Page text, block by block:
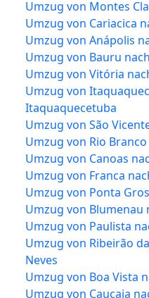
Umzug von Montes
Umzug von Cariacica
Umzug von Anápolis
Umzug von Bauru
Umzug von Vitória
Umzug von
Itaquaquecetuba
Umzug von São
Umzug von Rio
Umzug von Canoas
Umzug von Franca
Umzug von Ponta
Umzug von Blumenau
Umzug von Paulista
Umzug von Ribeirão
Neves
Umzug von Boa Vista
Umzug von Caucaia